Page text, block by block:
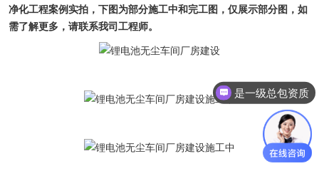
净化工程案例实拍，下图为部分施工中和完工图，仅展示部分图，如
需了解更多，请联系我司工程师。
是一级总包资质